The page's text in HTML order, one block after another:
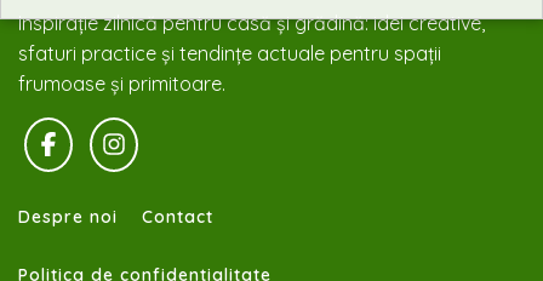
Inspirație zilnică pentru casă și grădină: idei creative,
sfaturi practice și tendințe actuale pentru spații
frumoase și primitoare.
Despre noi Contact
Politica de confidentialitate